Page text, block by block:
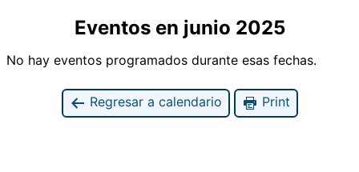
Eventos en junio 2025
No hay eventos programados durante esas fechas.
Regresar a calendario Print